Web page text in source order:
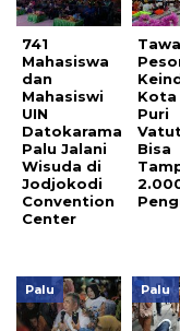
741
Mahasiswa
dan
Mahasiswi
UIN
Datokarama
Palu Jalani
Wisuda di
Jodjokodi
Convention
Center
Kota
Puri
Bisa
Palu Palu